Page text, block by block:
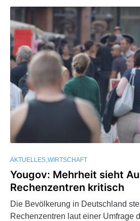
AKTUELLES WIRTSCHAFT
Yougov: Mehrheit sieht
Rechenzentren kritisch
Die Bevölkerung in Deutschland
Rechenzentren laut einer Umfrage